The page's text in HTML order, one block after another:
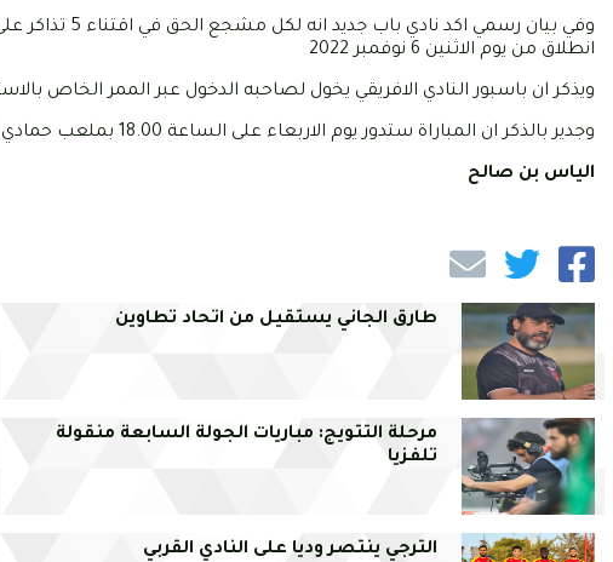
انطلاق من يوم الاثنين 6 نوفمبر 2022
ويذكر ان باسبور النادي الافريقي يخول لصاحبه الدخول عبر الممر الخاص
وجدير بالذكر ان المباراة ستدور يوم الاربعاء على الساعة 18.00 بملعب حمادي العقربي برادس.
الياس بن صالح
طارق الجاني يستقيل من اتحاد تطاوين
مرحلة التتويج: مباريات الجولة السابعة منقولة
تلفزيا
الترجي ينتصر وديا على النادي القربي